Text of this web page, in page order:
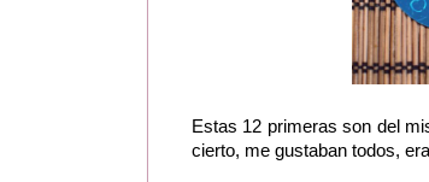
Estas 12 primeras son del
cierto, me gustaban todos,